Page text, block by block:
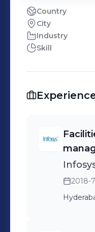
Country
City
Industry
Skill
2018-